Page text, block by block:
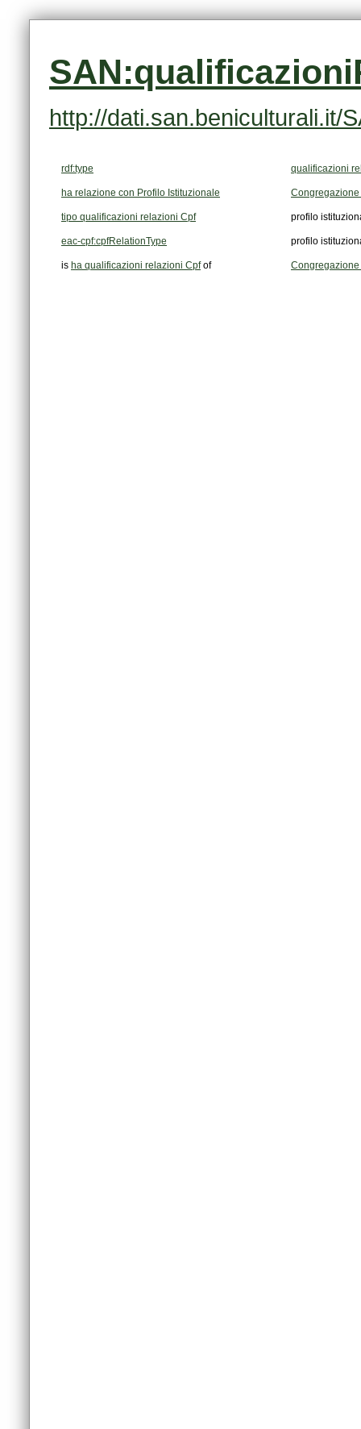
http://dati.san.beniculturali.it/
rdf:type qualificazioni
ha relazione con Profilo Istituzionale
tipo qualificazioni relazioni Cpf profilo
eac-cpf:cpfRelationType profilo
is ha qualificazioni relazioni Cpfof Congregazione